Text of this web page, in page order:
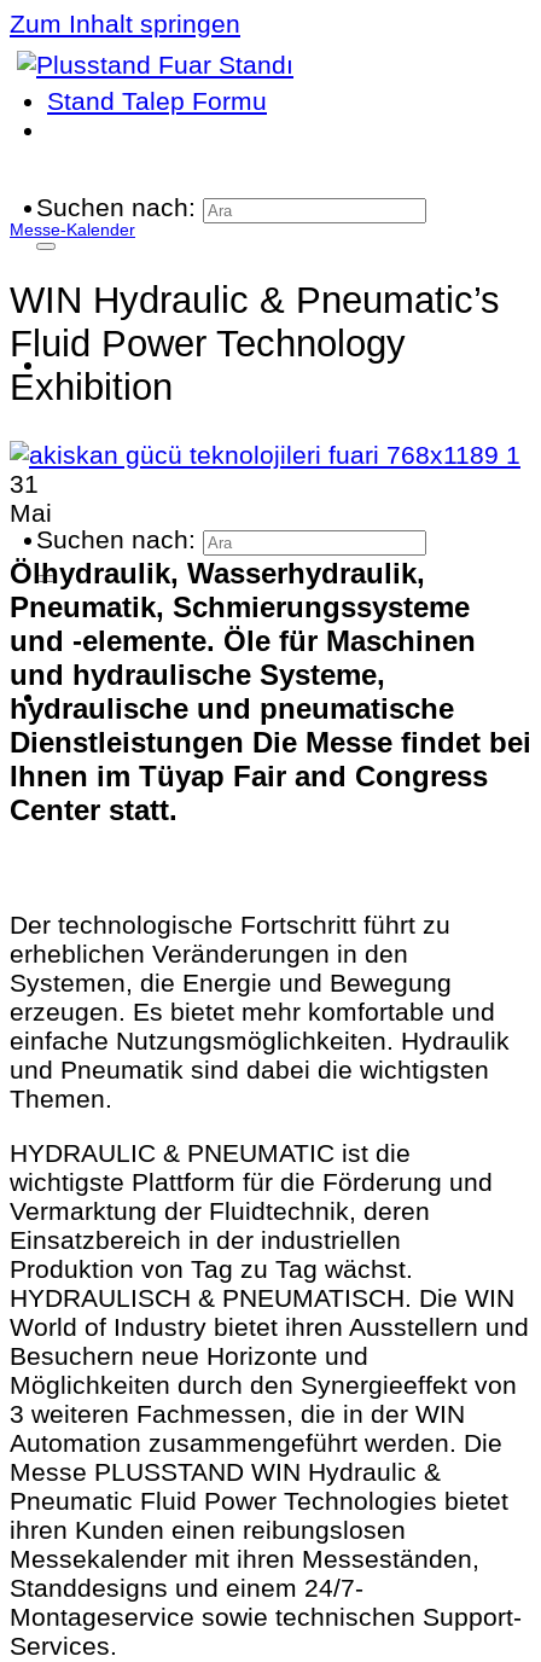
Zum Inhalt springen
Stand Talep Formu
Suchen nach:
Suchen nach:
Messe-Kalender
WIN Hydraulic & Pneumatic’s
Fluid Power Technology
Exhibition
31
Mai
Ölhydraulik, Wasserhydraulik,
Pneumatik, Schmierungssysteme
und -elemente. Öle für Maschinen
und hydraulische Systeme,
hydraulische und pneumatische
Dienstleistungen Die Messe findet bei
Ihnen im Tüyap Fair and Congress
Center statt.
Der technologische Fortschritt führt zu
erheblichen Veränderungen in den
Systemen, die Energie und Bewegung
erzeugen. Es bietet mehr komfortable und
einfache Nutzungsmöglichkeiten. Hydraulik
und Pneumatik sind dabei die wichtigsten
Themen.
HYDRAULIC & PNEUMATIC ist die
wichtigste Plattform für die Förderung und
Vermarktung der Fluidtechnik, deren
Einsatzbereich in der industriellen
Produktion von Tag zu Tag wächst.
HYDRAULISCH & PNEUMATISCH. Die WIN
World of Industry bietet ihren Ausstellern und
Besuchern neue Horizonte und
Möglichkeiten durch den Synergieeffekt von
3 weiteren Fachmessen, die in der WIN
Automation zusammengeführt werden. Die
Messe PLUSSTAND WIN Hydraulic &
Pneumatic Fluid Power Technologies bietet
ihren Kunden einen reibungslosen
Messekalender mit ihren Messeständen,
Standdesigns und einem 24/7-
Montageservice sowie technischen Support-
Services.